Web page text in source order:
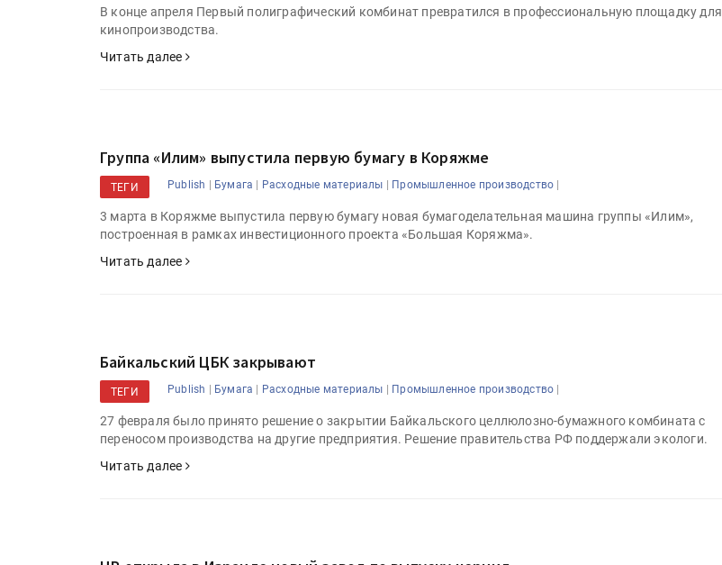
В конце апреля Первый полиграфический комбинат превратился в профессиональную площадку для
кинопроизводства.
Читать далее
Группа «Илим» выпустила первую бумагу в Коряжме
ТЕГИ Publish | Бумага | Расходные материалы | Промышленное производство |
3 марта в Коряжме выпустила первую бумагу новая бумагоделательная машина группы «Илим»,
построенная в рамках инвестиционного проекта «Большая Коряжма».
Читать далее
Байкальский ЦБК закрывают
ТЕГИ Publish | Бумага | Расходные материалы | Промышленное производство |
27 февраля было принято решение о закрытии Байкальского целлюлозно-бумажного комбината с
переносом производства на другие предприятия. Решение правительства РФ поддержали экологи.
Читать далее